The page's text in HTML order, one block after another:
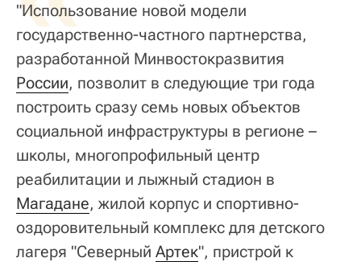
"Использование новой модели
государственно-частного партнерства,
разработанной Минвостокразвития
России, позволит в следующие три года
построить сразу семь новых объектов
социальной инфраструктуры в регионе –
школы, многопрофильный центр
реабилитации и лыжный стадион в
Магадане, жилой корпус и спортивно-
оздоровительный комплекс для детского
лагеря "Северный Артек", пристрой к